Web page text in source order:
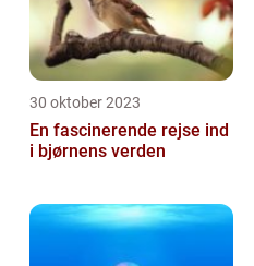
30 oktober 2023
En fascinerende rejse ind
i bjørnens verden